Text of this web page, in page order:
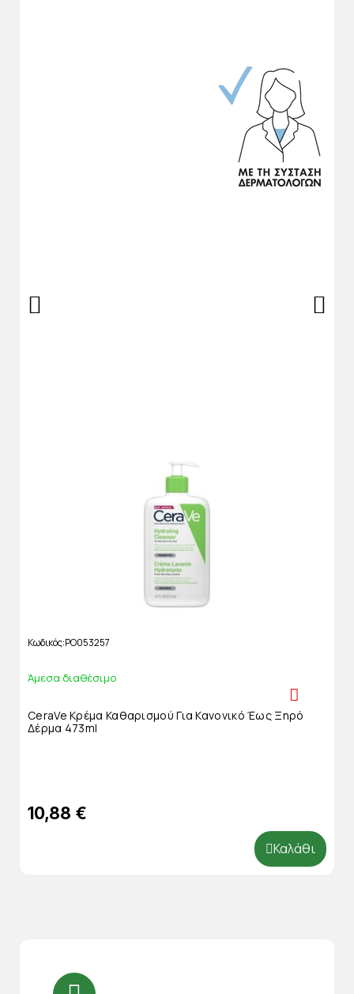
Κωδικός PO053257
Άμεσα διαθέσιμο
CeraVe Κρέμα Καθαρισμού Για Κανονικό Έως Ξηρό
Δέρμα 473ml
10,88 €
Καλάθι